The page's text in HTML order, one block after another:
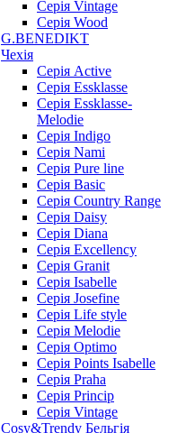
Серія Vintage
Серія Wood
G.BENEDIKT
Чехія
Cерія Active
Cерія Essklasse
Cерія Essklasse-
Melodie
Cерія Indigo
Cерія Nami
Cерія Pure line
Серія Basic
Серія Country Range
Серія Daisy
Серія Diana
Серія Excellency
Серія Granit
Серія Isabelle
Серія Josefine
Серія Life style
Серія Melodie
Серія Optimo
Серія Points Isabelle
Серія Praha
Серія Princip
Серія Vintage
Cosy&Trendy Бельгія